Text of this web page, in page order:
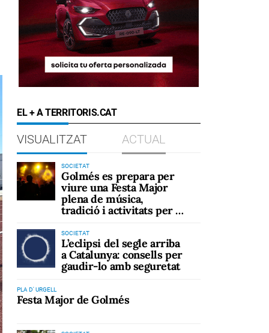
EL + A TERRITORIS.CAT
VISUALITZAT ACTUAL
SOCIETAT
Golmés es prepara per
viure una Festa Major
plena de música,
tradició i activitats per a
SOCIETAT
L’eclipsi del segle arriba
a Catalunya: consells per
gaudir-lo amb seguretat
PLA D' URGELL
Festa Major de Golmés